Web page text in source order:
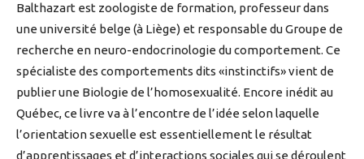
Balthazart est zoologiste de formation, professeur dans
une université belge (à Liège) et responsable du Groupe de
recherche en neuro-endocrinologie du comportement. Ce
spécialiste des comportements dits «instinctifs» vient de
publier une Biologie de l’homosexualité. Encore inédit au
Québec, ce livre va à l’encontre de l’idée selon laquelle
l’orientation sexuelle est essentiellement le résultat
d’apprentissages et d’interactions sociales qui se déroulent